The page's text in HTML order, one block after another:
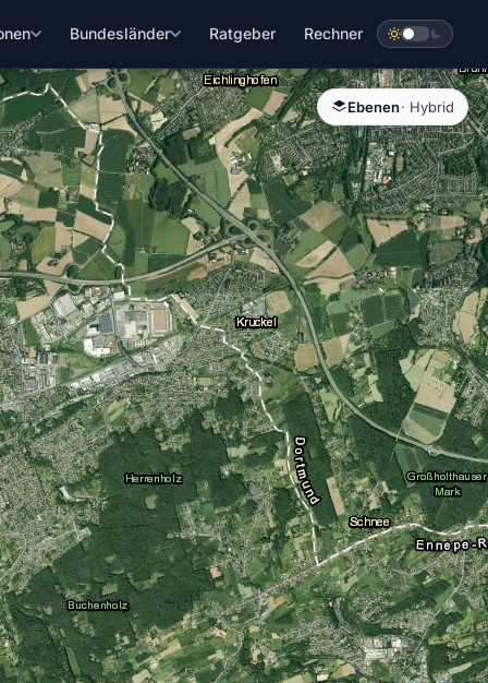
Bundesländer Ratgeber Rechner
Ebenen· Hybrid